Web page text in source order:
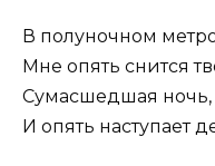
В полуночном
Мне опять снится
Сумасшедшая ночь,
И опять наступает